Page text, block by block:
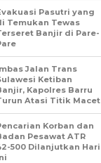
Pasutri yang
Temukan Tewas
Banjir di Pare-
Jalan Trans
Ketiban
Kapolres Barru
Atasi Titik Macet
Korban dan
Pesawat ATR
500 Dilanjutkan Hari